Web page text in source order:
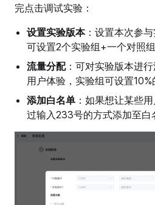
完点击调试实验：
设置实验版本：设置本次参
可设置2个实验组+一个对照组
流量分配：可对实验版本进
用户体验，实验组可设置10%
添加白名单 ：如果想让某些
过输入233号的方式添加至白